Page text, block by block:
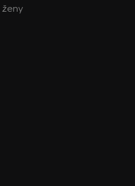
ženy